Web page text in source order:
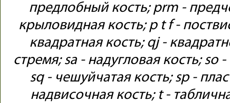
предлобный кость; prm -
крыловидная кость; p t f -
квадратная кость; qj -
стремя; sa - надугловая кость; so
sq - чешуйчатая кость; sp -
надвисочная кость; t -